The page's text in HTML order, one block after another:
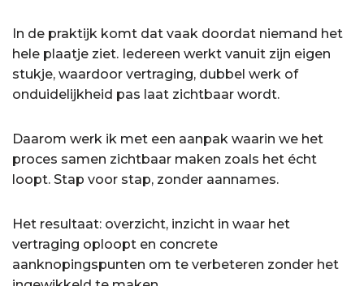
In de praktijk komt dat vaak doordat niemand het
hele plaatje ziet. Iedereen werkt vanuit zijn eigen
stukje, waardoor vertraging, dubbel werk of
onduidelijkheid pas laat zichtbaar wordt.
Daarom werk ik met een aanpak waarin we het
proces samen zichtbaar maken zoals het écht
loopt. Stap voor stap, zonder aannames.
Het resultaat: overzicht, inzicht in waar het
vertraging oploopt en concrete
aanknopingspunten om te verbeteren zonder het